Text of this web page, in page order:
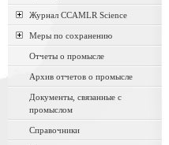
Журнал CCAMLR Science
Меры по сохранению
Отчеты о промысле
Архив отчетов о промысле
Документы, связанные с
промыслом
Справочники